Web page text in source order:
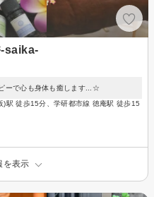
-saika-
ーで心も身体も癒します...☆
)駅 徒歩15分、学研都市線 徳庵駅 徒歩15
を表示